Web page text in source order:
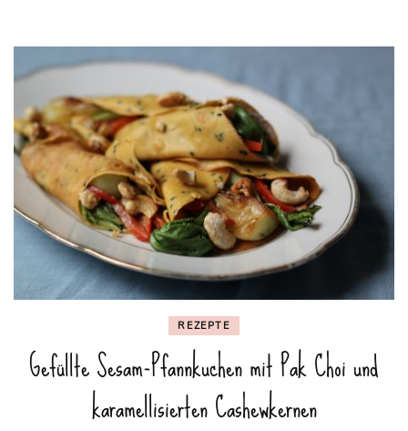
REZEPTE
Gefüllte Sesam-Pfannkuchen mit Pak Choi und
karamellisierten Cashewkernen